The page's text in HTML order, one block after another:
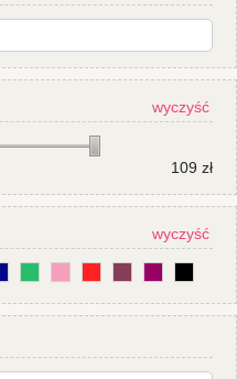
wyczyść
109 zł
wyczyść